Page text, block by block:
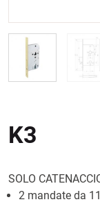
K3
SOLO
2 mandate da